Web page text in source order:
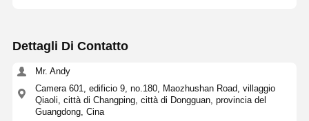
Assemblaggio a cupola di metallo
Lenti PMMA
Dettagli Di Contatto
Mr. Andy
Camera 601, edificio 9, no.180, Maozhushan Road, villaggio
Qiaoli, città di Changping, città di Dongguan, provincia del
Guangdong, Cina